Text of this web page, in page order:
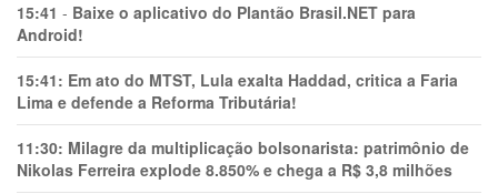
15:41 - Baixe o aplicativo do Plantão Brasil.NET para
Android!
15:41: Em ato do MTST, Lula exalta Haddad, critica a Faria
Lima e defende a Reforma Tributária!
11:30: Milagre da multiplicação bolsonarista: patrimônio de
Nikolas Ferreira explode 8.850% e chega a R$ 3,8 milhões